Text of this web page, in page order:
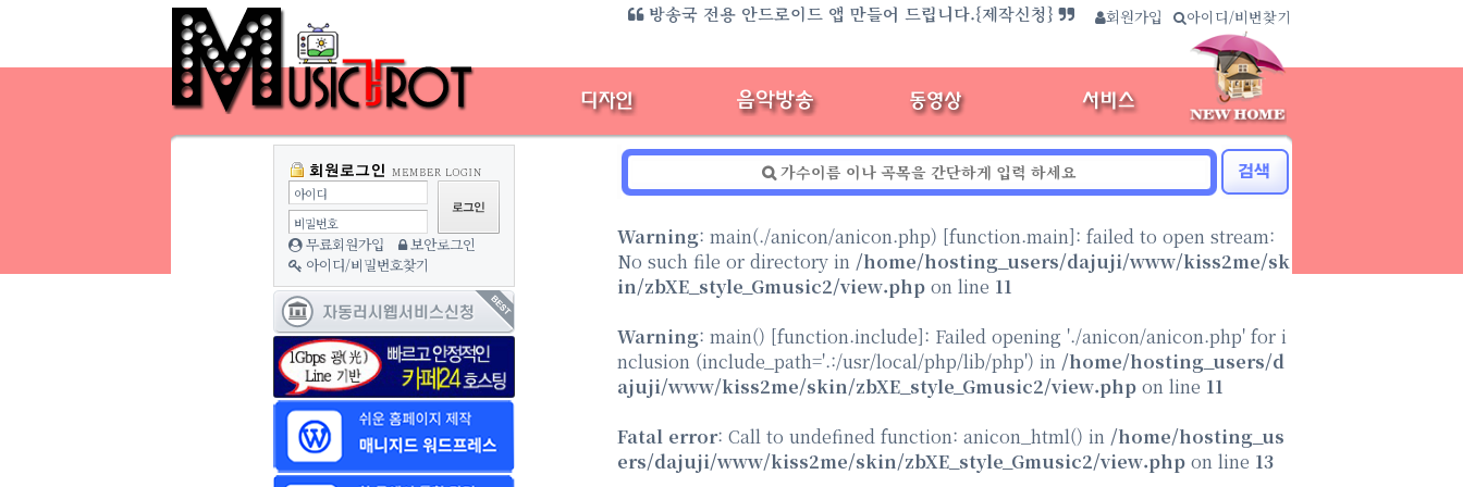
회원가입 아이디/비번찾기
방송국 전용 안드로이드 앱 만들어 드립니다.{제작신청}
아이디
비밀번호
무료회원가입
보안로그인
아이디/비밀번호찾기
Warning: main(./anicon/anicon.php) [function.main]: failed to open stream:
No such file or directory in /home/hosting_users/dajuji/www/kiss2me/sk
in/zbXE_style_Gmusic2/view.php on line 11
Warning: main() [function.include]: Failed opening './anicon/anicon.php' for i
nclusion (include_path='.:/usr/local/php/lib/php') in /home/hosting_users/d
ajuji/www/kiss2me/skin/zbXE_style_Gmusic2/view.php on line 11
Fatal error: Call to undefined function: anicon_html() in /home/hosting_us
ers/dajuji/www/kiss2me/skin/zbXE_style_Gmusic2/view.php on line 13